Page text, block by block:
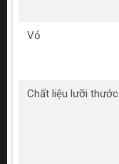
Vỏ
Chất liệu lưỡi thước